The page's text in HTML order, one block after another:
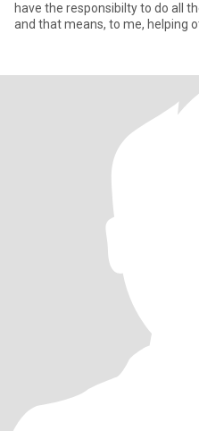
have the responsibilty to do all they can to do
and that means, to me, helping